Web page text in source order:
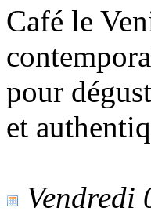
Café le
pour
et
Vendredi